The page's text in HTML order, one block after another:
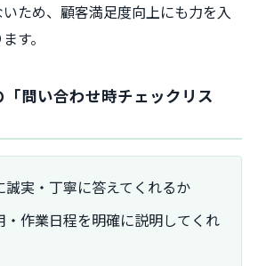
ため、顧客満足度向上にも力を入
す。
問い合わせ時チェックリス
誠実・丁寧に答えてくれるか
・作業日程を明確に説明してくれ